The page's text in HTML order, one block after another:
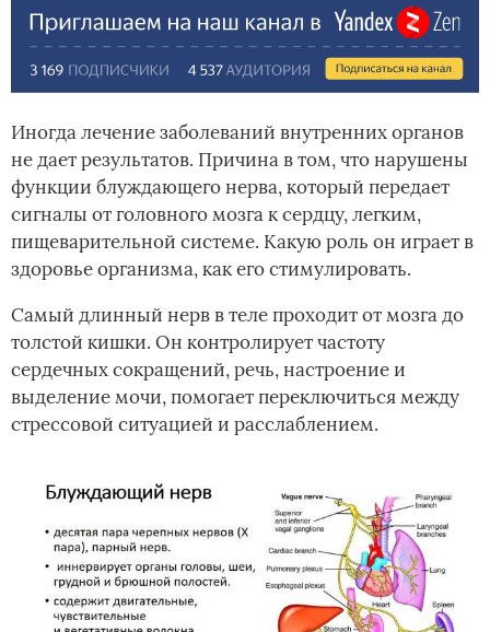
Иногда лечение заболеваний внутренних органов
не дает результатов. Причина в том, что нарушены
функции блуждающего нерва, который передает
сигналы от головного мозга к сердцу, легким,
пищеварительной системе. Какую роль он играет в
здоровье организма, как его стимулировать.
Самый длинный нерв в теле проходит от мозга до
толстой кишки. Он контролирует частоту
сердечных сокращений, речь, настроение и
выделение мочи, помогает переключиться между
стрессовой ситуацией и расслаблением.